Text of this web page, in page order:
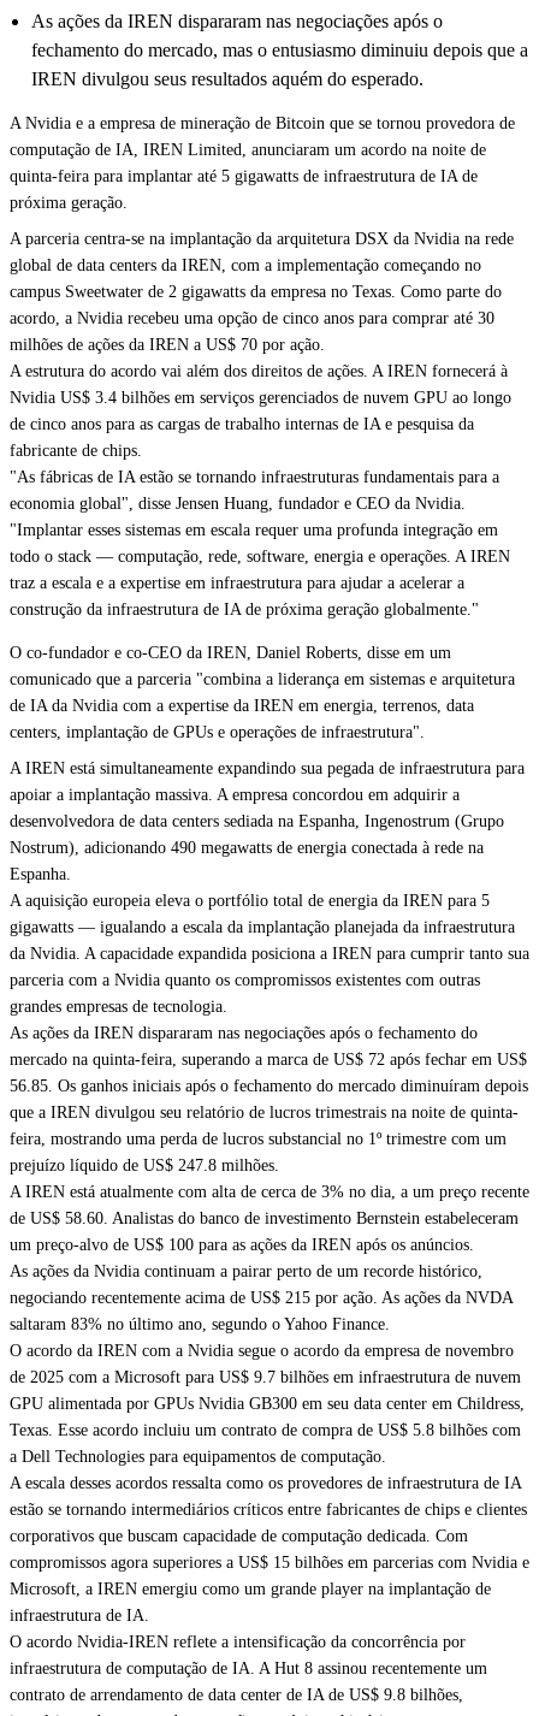
As ações da IREN dispararam nas negociações após o
fechamento do mercado, mas o entusiasmo diminuiu depois que a
IREN divulgou seus resultados aquém do esperado.
A Nvidia e a empresa de mineração de Bitcoin que se tornou provedora de
computação de IA, IREN Limited, anunciaram um acordo na noite de
quinta-feira para implantar até 5 gigawatts de infraestrutura de IA de
próxima geração.
A parceria centra-se na implantação da arquitetura DSX da Nvidia na rede
global de data centers da IREN, com a implementação começando no
campus Sweetwater de 2 gigawatts da empresa no Texas. Como parte do
acordo, a Nvidia recebeu uma opção de cinco anos para comprar até 30
milhões de ações da IREN a US$ 70 por ação.
A estrutura do acordo vai além dos direitos de ações. A IREN fornecerá à
Nvidia US$ 3.4 bilhões em serviços gerenciados de nuvem GPU ao longo
de cinco anos para as cargas de trabalho internas de IA e pesquisa da
fabricante de chips.
"As fábricas de IA estão se tornando infraestruturas fundamentais para a
economia global", disse Jensen Huang, fundador e CEO da Nvidia.
"Implantar esses sistemas em escala requer uma profunda integração em
todo o stack — computação, rede, software, energia e operações. A IREN
traz a escala e a expertise em infraestrutura para ajudar a acelerar a
construção da infraestrutura de IA de próxima geração globalmente."
O co-fundador e co-CEO da IREN, Daniel Roberts, disse em um
comunicado que a parceria "combina a liderança em sistemas e arquitetura
de IA da Nvidia com a expertise da IREN em energia, terrenos, data
centers, implantação de GPUs e operações de infraestrutura".
A IREN está simultaneamente expandindo sua pegada de infraestrutura para
apoiar a implantação massiva. A empresa concordou em adquirir a
desenvolvedora de data centers sediada na Espanha, Ingenostrum (Grupo
Nostrum), adicionando 490 megawatts de energia conectada à rede na
Espanha.
A aquisição europeia eleva o portfólio total de energia da IREN para 5
gigawatts — igualando a escala da implantação planejada da infraestrutura
da Nvidia. A capacidade expandida posiciona a IREN para cumprir tanto sua
parceria com a Nvidia quanto os compromissos existentes com outras
grandes empresas de tecnologia.
As ações da IREN dispararam nas negociações após o fechamento do
mercado na quinta-feira, superando a marca de US$ 72 após fechar em US$
56.85. Os ganhos iniciais após o fechamento do mercado diminuíram depois
que a IREN divulgou seu relatório de lucros trimestrais na noite de quinta-
feira, mostrando uma perda de lucros substancial no 1º trimestre com um
prejuízo líquido de US$ 247.8 milhões.
A IREN está atualmente com alta de cerca de 3% no dia, a um preço recente
de US$ 58.60. Analistas do banco de investimento Bernstein estabeleceram
um preço-alvo de US$ 100 para as ações da IREN após os anúncios.
As ações da Nvidia continuam a pairar perto de um recorde histórico,
negociando recentemente acima de US$ 215 por ação. As ações da NVDA
saltaram 83% no último ano, segundo o Yahoo Finance.
O acordo da IREN com a Nvidia segue o acordo da empresa de novembro
de 2025 com a Microsoft para US$ 9.7 bilhões em infraestrutura de nuvem
GPU alimentada por GPUs Nvidia GB300 em seu data center em Childress,
Texas. Esse acordo incluiu um contrato de compra de US$ 5.8 bilhões com
a Dell Technologies para equipamentos de computação.
A escala desses acordos ressalta como os provedores de infraestrutura de IA
estão se tornando intermediários críticos entre fabricantes de chips e clientes
corporativos que buscam capacidade de computação dedicada. Com
compromissos agora superiores a US$ 15 bilhões em parcerias com Nvidia e
Microsoft, a IREN emergiu como um grande player na implantação de
infraestrutura de IA.
O acordo Nvidia-IREN reflete a intensificação da concorrência por
infraestrutura de computação de IA. A Hut 8 assinou recentemente um
contrato de arrendamento de data center de IA de US$ 9.8 bilhões,